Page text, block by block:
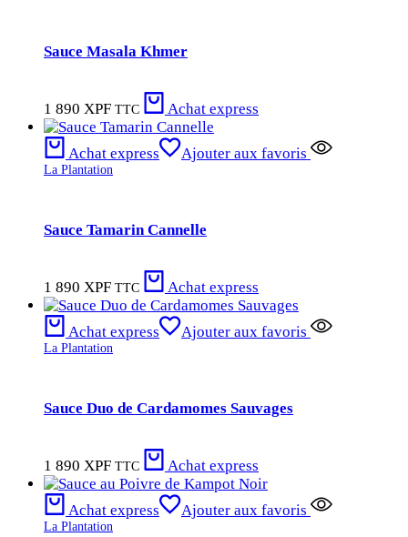
Sauce Masala Khmer
1 890 XPF TTC Achat express
Achat express Ajouter aux favoris
La Plantation
Sauce Tamarin Cannelle
1 890 XPF TTC Achat express
Achat express Ajouter aux favoris
La Plantation
Sauce Duo de Cardamomes Sauvages
1 890 XPF TTC Achat express
Achat express Ajouter aux favoris
La Plantation